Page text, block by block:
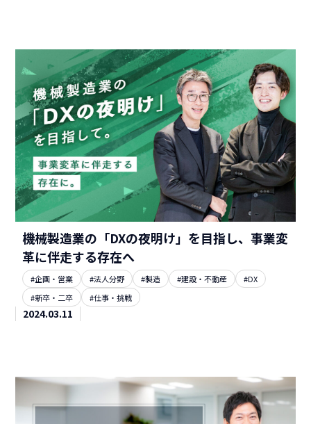
機械製造業の「DXの夜明け」を目指し、事業変
革に伴走する存在へ
#企画・営業 #法人分野 #製造 #建設・不動産
#DX
#新卒・二卒
#仕事・挑戦
2024.03.11